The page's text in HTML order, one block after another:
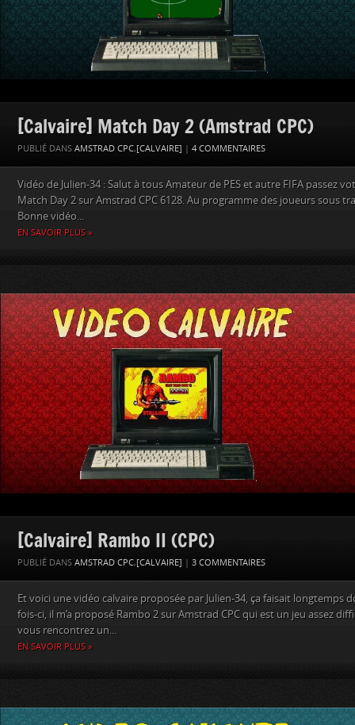
[Calvaire] Match Day 2 (Amstrad CPC)
PUBLIÉ DANS AMSTRAD CPC,[CALVAIRE] 4 COMMENTAIRES
Vidéo de Julien-34 : Salut à tous Amateur de PES et autre FIFA passez
Match Day 2 sur Amstrad CPC 6128. Au programme des joueurs sous
Bonne vidéo...
EN SAVOIR PLUS »
[Calvaire] Rambo II (CPC)
PUBLIÉ DANS AMSTRAD CPC,[CALVAIRE] 3 COMMENTAIRES
Et voici une vidéo calvaire proposée par Julien-34, ça faisait longtemps
fois-ci, il m’a proposé Rambo 2 sur Amstrad CPC qui est un jeu assez
vous rencontrez un...
EN SAVOIR PLUS »